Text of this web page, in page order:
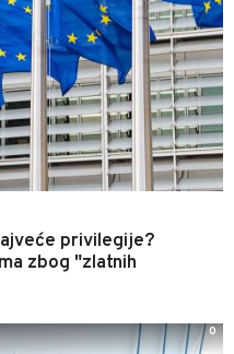
privilegije?
zbog "zlatnih
0